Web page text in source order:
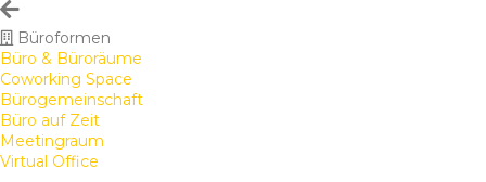
Büroformen
Büro & Büroräume
Coworking Space
Bürogemeinschaft
Büro auf Zeit
Meetingraum
Virtual Office